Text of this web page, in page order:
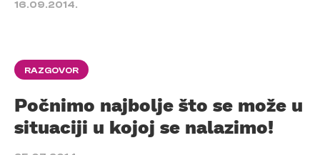
16.09.2014.
RAZGOVOR
Počnimo najbolje što se može u
situaciji u kojoj se nalazimo!